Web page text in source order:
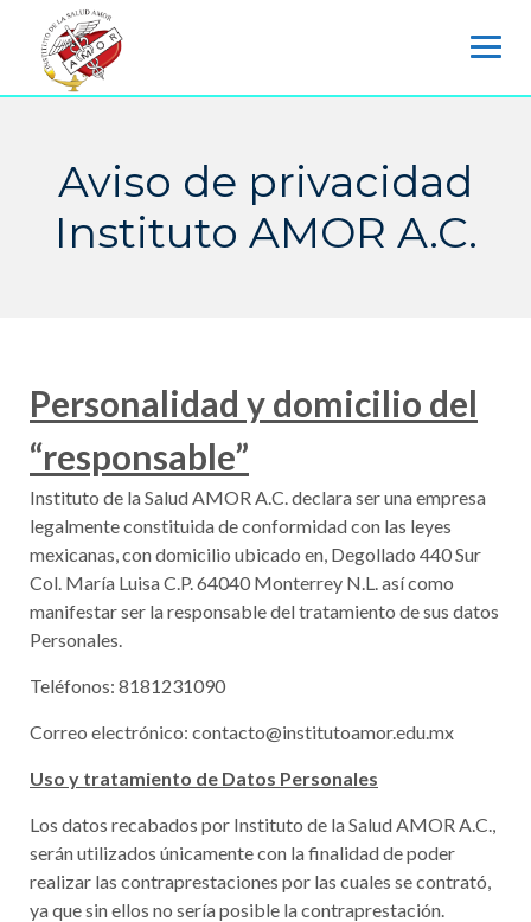
content
Aviso de privacidad
Instituto AMOR A.C.
Personalidad y domicilio del
“responsable”
Instituto de la Salud AMOR A.C. declara ser una empresa
legalmente constituida de conformidad con las leyes
mexicanas, con domicilio ubicado en, Degollado 440 Sur
Col. María Luisa C.P. 64040 Monterrey N.L. así como
manifestar ser la responsable del tratamiento de sus datos
Personales.
Teléfonos: 8181231090
Correo electrónico: contacto@institutoamor.edu.mx
Uso y tratamiento de Datos Personales
Los datos recabados por Instituto de la Salud AMOR A.C.,
serán utilizados únicamente con la finalidad de poder
realizar las contraprestaciones por las cuales se contrató,
ya que sin ellos no sería posible la contraprestación.